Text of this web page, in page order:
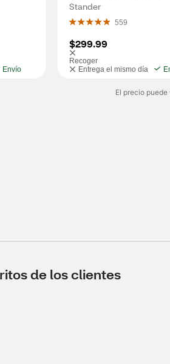
Envío
Stander
559
$299.99
Recoger
Entrega el mismo día
El precio
de los clientes